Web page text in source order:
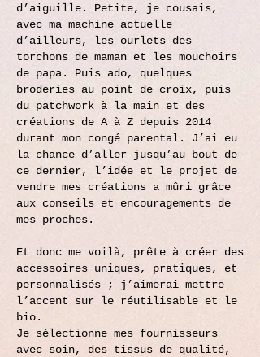
d’aiguille. Petite, je cousais,
avec ma machine actuelle
d’ailleurs, les ourlets des
torchons de maman et les mouchoirs
de papa. Puis ado, quelques
broderies au point de croix, puis
du patchwork à la main et des
créations de A à Z depuis 2014
durant mon congé parental. J’ai eu
la chance d’aller jusqu’au bout de
ce dernier, l’idée et le projet de
vendre mes créations a mûri grâce
aux conseils et encouragements de
mes proches.
Et donc me voilà, prête à créer des
accessoires uniques, pratiques, et
personnalisés ; j’aimerai mettre
l’accent sur le réutilisable et le
bio.
Je sélectionne mes fournisseurs
avec soin, des tissus de qualité,